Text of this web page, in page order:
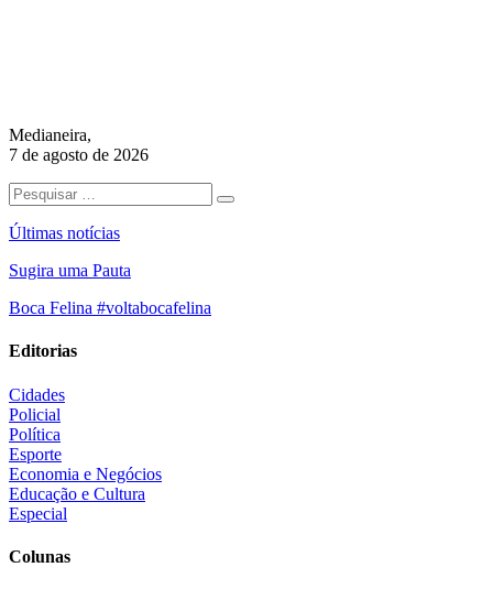
Medianeira,
7 de agosto de 2026
Últimas notícias
Sugira uma Pauta
Boca Felina #voltabocafelina
Editorias
Cidades
Policial
Política
Esporte
Economia e Negócios
Educação e Cultura
Especial
Colunas